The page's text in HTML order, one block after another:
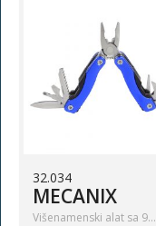
32.034
MECANIX
Višenamenski alat sa 9…